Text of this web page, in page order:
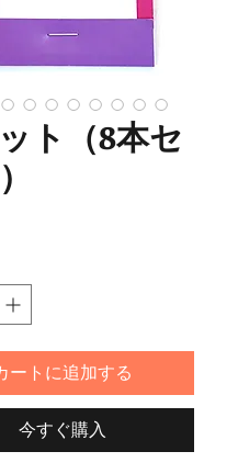
ト（8本セ
ートに追加する
今すぐ購入